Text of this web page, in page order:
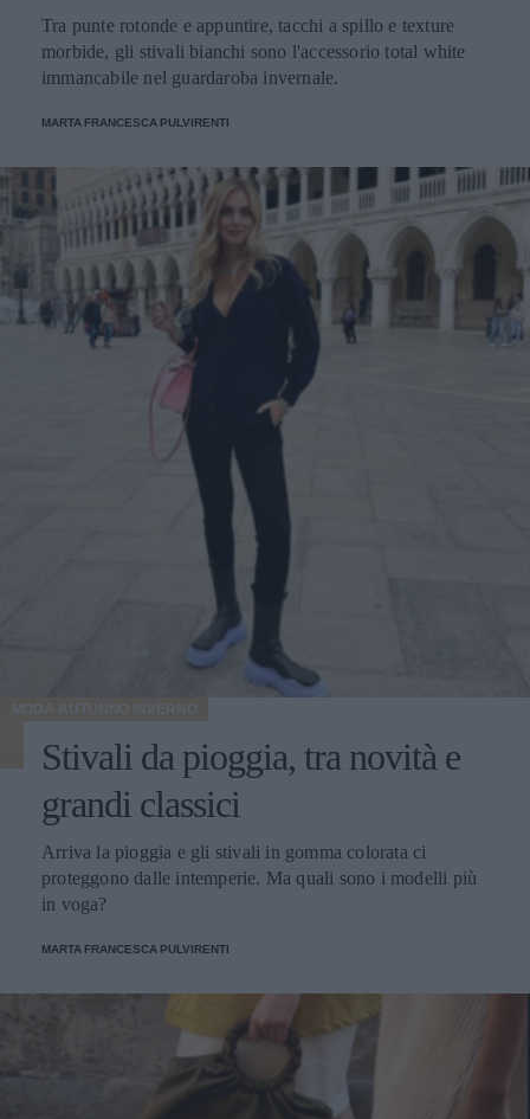
Tra punte rotonde e appuntire, tacchi a spillo e texture
morbide, gli stivali bianchi sono l'accessorio total white
immancabile nel guardaroba invernale.
MARTA FRANCESCA PULVIRENTI
MODA AUTUNNO INVERNO
Stivali da pioggia, tra novità e
grandi classici
Arriva la pioggia e gli stivali in gomma colorata ci
proteggono dalle intemperie. Ma quali sono i modelli più
in voga?
MARTA FRANCESCA PULVIRENTI